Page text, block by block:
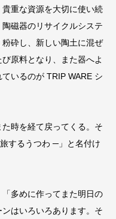
重な資源を大切に使い続
磁器のリサイクルシステ
砕し、新しい陶土に混ぜ
原料となり、また器へよ
いるのが TRIP WARE シ
時を経て戻ってくる。そ
するうつわ ─」と名付け
「多めに作ってまた明日の
はいろいろあります。そ